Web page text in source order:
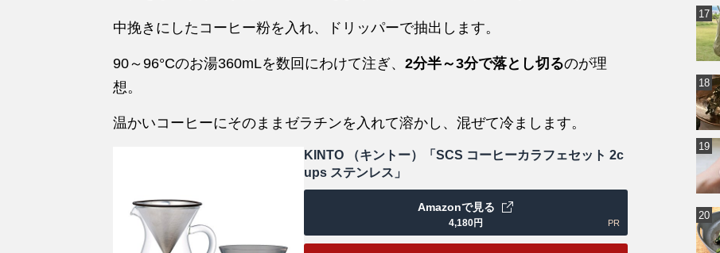
中挽きにしたコーヒー粉を入れ、ドリッパーで抽出します。
90～96°Cのお湯360mLを数回にわけて注ぎ、 2分半～3分で落とし切るのが理
想。
温かいコーヒーにそのままゼラチンを入れて溶かし、混ぜて冷まします。
KINTO （キントー）「SCS コーヒーカラフェセット 2c
ups ステンレス」
4,180円
Amazonで見る
PR